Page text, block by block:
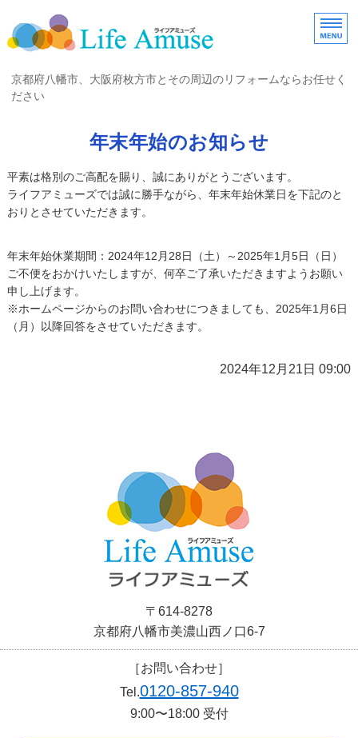
京都府八幡市・大阪府
京都府八幡市、大阪府枚方市とその周辺のリフォームならお任せく
ださい
お客様の声
施工事例一覧
お問い合わせ
年末年始のお知らせ
平素は格別のご高配を賜り、誠にありがとうございます。
ライフアミューズでは誠に勝手ながら、年末年始休業日を下記のと
おりとさせていただきます。
年末年始休業期間：2024年12月28日（土）～2025年1月5日（日）
ご不便をおかけいたしますが、何卒ご了承いただきますようお願い
申し上げます。
※ホームページからのお問い合わせにつきましても、2025年1月6日
（月）以降回答をさせていただきます。
2024年12月21日 09:00
〒614-8278
京都府八幡市美濃山西ノ口6-7
［お問い合わせ］
Tel.0120-857-940
9:00〜18:00 受付